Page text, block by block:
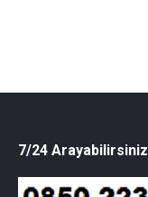
7/24 Arayabilirsiniz